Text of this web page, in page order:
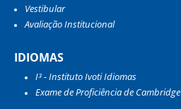
Vestibular
Avaliação Institucional
IDIOMAS
I³ - Instituto Ivoti Idiomas
Exame de Proficiência de Cambridge